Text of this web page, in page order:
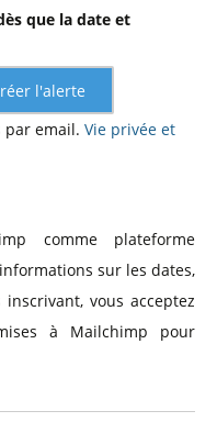
que la date et
l'alerte
par email. Vie privée et
comme plateforme
sur les dates,
vous acceptez
à Mailchimp pour